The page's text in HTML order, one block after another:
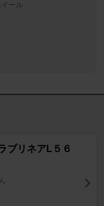
イール
ブリネアL５６